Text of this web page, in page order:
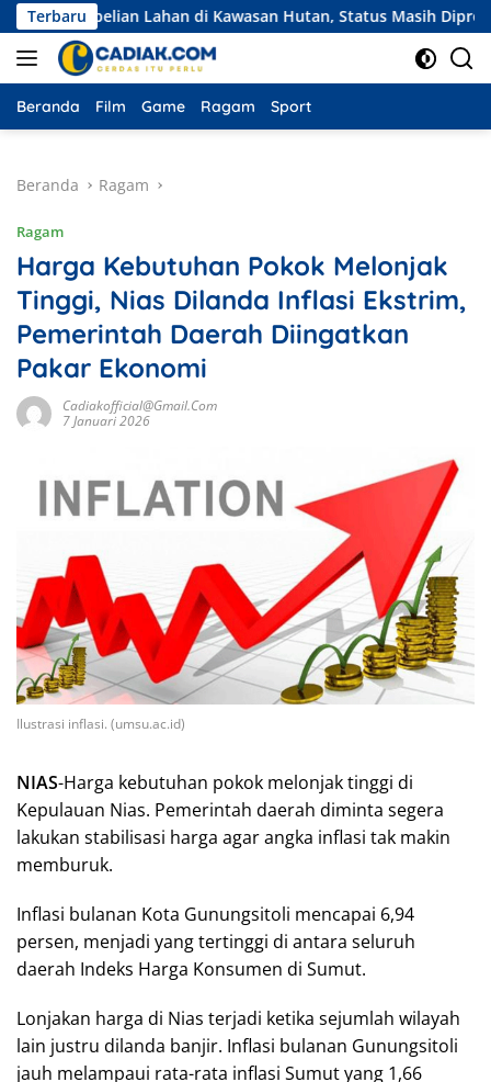
Langsung
ke
konten
Terbaru
Lahan di Kawasan Hutan, Status Masih Diproses
Beranda Film Game Ragam Sport
Beranda Ragam
Ragam
Harga Kebutuhan Pokok Melonjak
Tinggi, Nias Dilanda Inflasi Ekstrim,
Pemerintah Daerah Diingatkan
Pakar Ekonomi
Cadiakofficial@gmail.com
7 Januari 2026
Ilustrasi inflasi. (umsu.ac.id)
NIAS-Harga kebutuhan pokok melonjak tinggi di
Kepulauan Nias. Pemerintah daerah diminta segera
lakukan stabilisasi harga agar angka inflasi tak makin
memburuk.
Inflasi bulanan Kota Gunungsitoli mencapai 6,94
persen, menjadi yang tertinggi di antara seluruh
daerah Indeks Harga Konsumen di Sumut.
Lonjakan harga di Nias terjadi ketika sejumlah wilayah
lain justru dilanda banjir. Inflasi bulanan Gunungsitoli
jauh melampaui rata-rata inflasi Sumut yang 1,66